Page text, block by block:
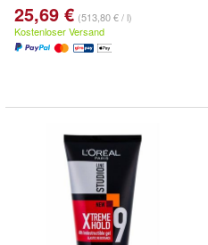
25,69 € (513,80 € / l)
Kostenloser Versand